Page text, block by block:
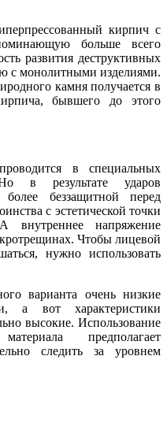
кирпич с
больше всего
развития деструктивных
с монолитными изделиями.
камня получается в
бывшего до этого
в специальных
в результате ударов
более беззащитной перед
с эстетической точки
внутреннее напряжение
Чтобы лицевой
нужно использовать
варианта очень низкие
а вот характеристики
высокие. Использование
предполагает
следить за уровнем